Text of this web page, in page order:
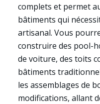
complets et permet
bâtiments qui
artisanal. Vous
construire des pool-
de voiture, des toits
bâtiments
les assemblages de
modifications, allant